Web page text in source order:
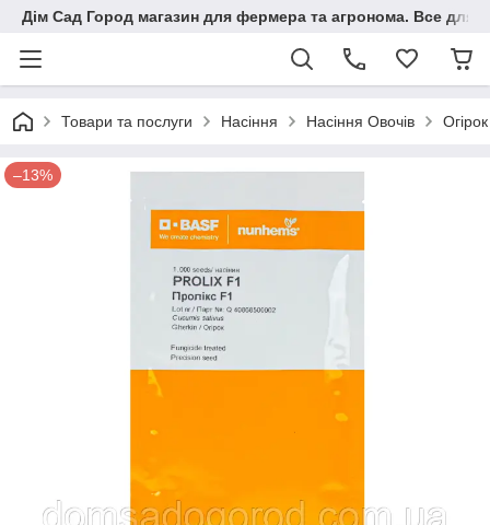
Дім Сад Город магазин для фермера та агронома. Все для
Товари та послуги Насіння Насіння Овочів
–13%